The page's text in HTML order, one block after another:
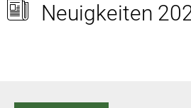
Neuigkeiten